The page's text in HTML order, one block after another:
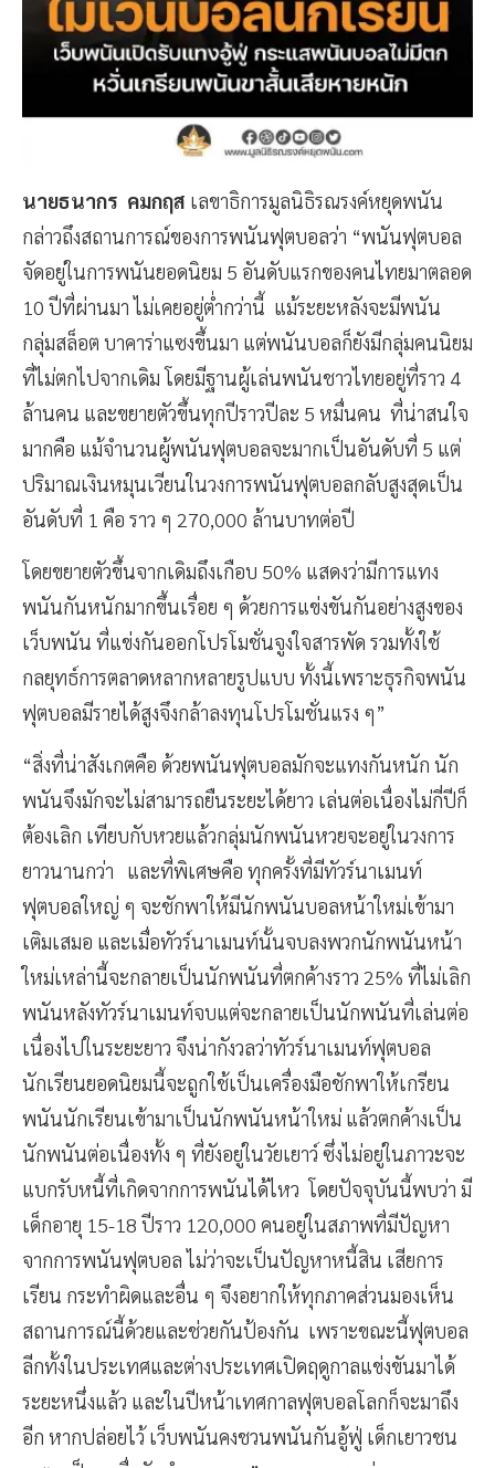
นายธนากร คมกฤส เลขาธิการมูลนิธิรณรงค์หยุดพนัน
กล่าวถึงสถานการณ์ของการพนันฟุตบอลว่า “พนันฟุตบอล
จัดอยู่ในการพนันยอดนิยม 5 อันดับแรกของคนไทยมาตลอด
10 ปีที่ผ่านมา ไม่เคยอยู่ต่ำกว่านี้ แม้ระยะหลังจะมีพนัน
กลุ่มสล็อต บาคาร่าแซงขึ้นมา แต่พนันบอลก็ยังมีกลุ่มคนนิยม
ที่ไม่ตกไปจากเดิม โดยมีฐานผู้เล่นพนันชาวไทยอยู่ที่ราว 4
ล้านคน และขยายตัวขึ้นทุกปีราวปีละ 5 หมื่นคน ที่น่าสนใจ
มากคือ แม้จำนวนผู้พนันฟุตบอลจะมากเป็นอันดับที่ 5 แต่
ปริมาณเงินหมุนเวียนในวงการพนันฟุตบอลกลับสูงสุดเป็น
อันดับที่ 1 คือ ราว ๆ 270,000 ล้านบาทต่อปี
โดยขยายตัวขึ้นจากเดิมถึงเกือบ 50% แสดงว่ามีการแทง
พนันกันหนักมากขึ้นเรื่อย ๆ ด้วยการแข่งขันกันอย่างสูงของ
เว็บพนัน ที่แข่งกันออกโปรโมชั่นจูงใจสารพัด รวมทั้งใช้
กลยุทธ์การตลาดหลากหลายรูปแบบ ทั้งนี้เพราะธุรกิจพนัน
ฟุตบอลมีรายได้สูงจึงกล้าลงทุนโปรโมชั่นแรง ๆ”
“สิ่งที่น่าสังเกตคือ ด้วยพนันฟุตบอลมักจะแทงกันหนัก นัก
พนันจึงมักจะไม่สามารถยืนระยะได้ยาว เล่นต่อเนื่องไม่กี่ปีก็
ต้องเลิก เทียบกับหวยแล้วกลุ่มนักพนันหวยจะอยู่ในวงการ
ยาวนานกว่า และที่พิเศษคือ ทุกครั้งที่มีทัวร์นาเมนท์
ฟุตบอลใหญ่ ๆ จะชักพาให้มีนักพนันบอลหน้าใหม่เข้ามา
เติมเสมอ และเมื่อทัวร์นาเมนท์นั้นจบลงพวกนักพนันหน้า
ใหม่เหล่านี้จะกลายเป็นนักพนันที่ตกค้างราว 25% ที่ไม่เลิก
พนันหลังทัวร์นาเมนท์จบแต่จะกลายเป็นนักพนันที่เล่นต่อ
เนื่องไปในระยะยาว จึงน่ากังวลว่าทัวร์นาเมนท์ฟุตบอล
นักเรียนยอดนิยมนี้จะถูกใช้เป็นเครื่องมือชักพาให้เกรียน
พนันนักเรียนเข้ามาเป็นนักพนันหน้าใหม่ แล้วตกค้างเป็น
นักพนันต่อเนื่องทั้ง ๆ ที่ยังอยู่ในวัยเยาว์ ซึ่งไม่อยู่ในภาวะจะ
แบกรับหนี้ที่เกิดจากการพนันได้ไหว โดยปัจจุบันนี้พบว่า มี
เด็กอายุ 15-18 ปีราว 120,000 คนอยู่ในสภาพที่มีปัญหา
จากการพนันฟุตบอล ไม่ว่าจะเป็นปัญหาหนี้สิน เสียการ
เรียน กระทำผิดและอื่น ๆ จึงอยากให้ทุกภาคส่วนมองเห็น
สถานการณ์นี้ด้วยและช่วยกันป้องกัน เพราะขณะนี้ฟุตบอล
ลีกทั้งในประเทศและต่างประเทศเปิดฤดูกาลแข่งขันมาได้
ระยะหนึ่งแล้ว และในปีหน้าเทศกาลฟุตบอลโลกก็จะมาถึง
อีก หากปล่อยไว้ เว็บพนันคงชวนพนันกันอู้ฟู่ เด็กเยาวชน